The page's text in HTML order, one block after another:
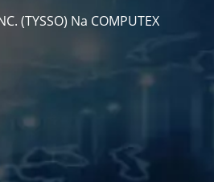
(TYSSO) Na COMPUTEX